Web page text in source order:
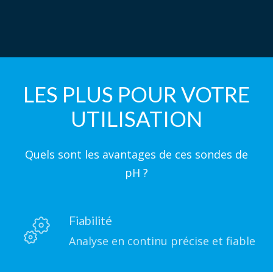
LES PLUS POUR VOTRE
UTILISATION
Quels sont les avantages de ces sondes de
pH ?
Fiabilité
Analyse en continu précise et fiable